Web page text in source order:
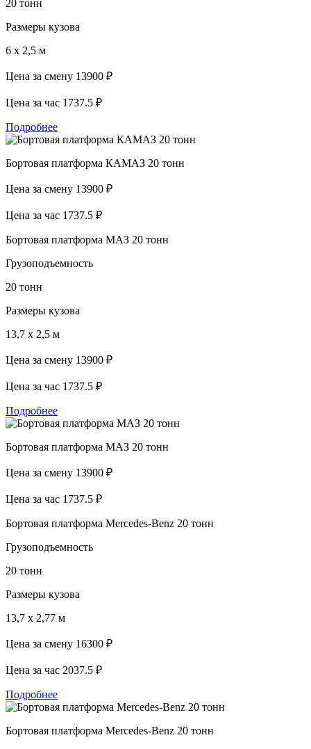
20 тонн
Размеры кузова
6 х 2,5 м
Цена за смену 13900 ₽
Цена за час 1737.5 ₽
Подробнее
Бортовая платформа КАМАЗ 20 тонн
Цена за смену 13900 ₽
Цена за час 1737.5 ₽
Бортовая платформа МАЗ 20 тонн
Грузоподъемность
20 тонн
Размеры кузова
13,7 х 2,5 м
Цена за смену 13900 ₽
Цена за час 1737.5 ₽
Подробнее
Бортовая платформа МАЗ 20 тонн
Цена за смену 13900 ₽
Цена за час 1737.5 ₽
Бортовая платформа Mercedes-Benz 20 тонн
Грузоподъемность
20 тонн
Размеры кузова
13,7 х 2,77 м
Цена за смену 16300 ₽
Цена за час 2037.5 ₽
Подробнее
Бортовая платформа Mercedes-Benz 20 тонн